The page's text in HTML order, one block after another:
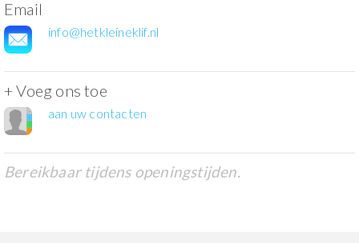
Email
info@hetkleineklif.nl
+ Voeg ons toe
aan uw contacten
Bereikbaar tijdens openingstijden.